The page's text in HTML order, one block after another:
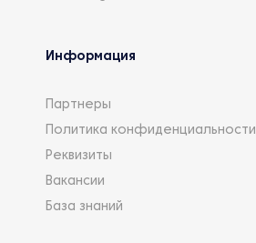
Информация
Партнеры
Политика конфиденциальности
Реквизиты
Вакансии
База знаний